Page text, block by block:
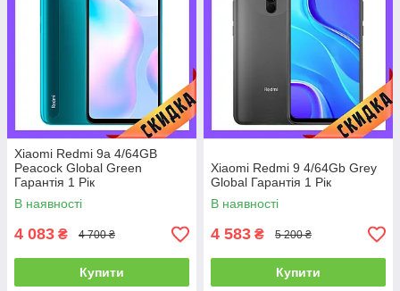
Xiaomi Redmi 9a 4/64GB
Peacock Global Green
Гарантія 1 Рік
В наявності
4 083 ₴ 4 700 ₴
Купити
Xiaomi Redmi 9 4/64Gb Grey
Global Гарантія 1 Рік
В наявності
4 583 ₴ 5 200 ₴
Купити